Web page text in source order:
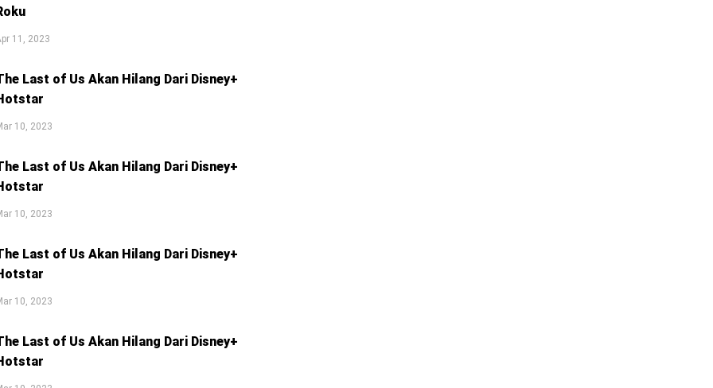
11, 2023
Last of Us Akan Hilang Dari Disney+
10, 2023
Last of Us Akan Hilang Dari Disney+
10, 2023
Last of Us Akan Hilang Dari Disney+
10, 2023
Last of Us Akan Hilang Dari Disney+